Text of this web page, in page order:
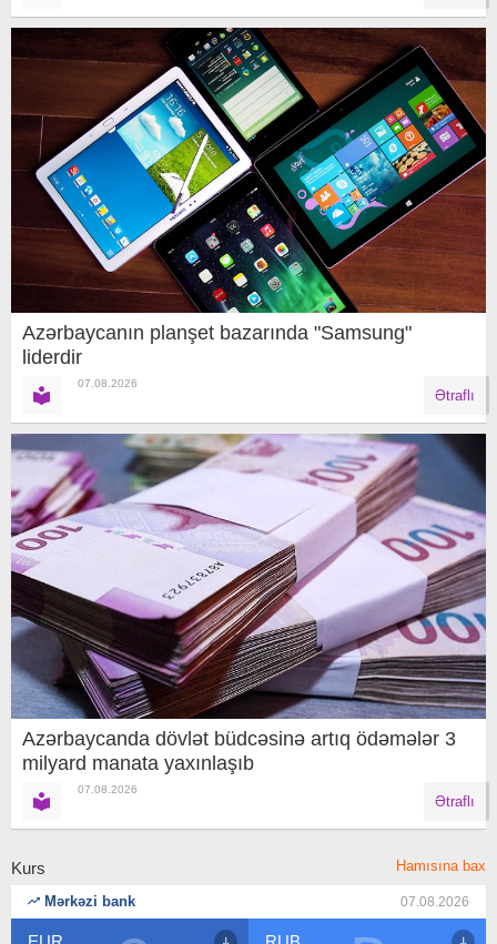
Azərbaycanın planşet bazarında "Samsung"
liderdir
07.08.2026
Ətraflı
Azərbaycanda dövlət büdcəsinə artıq ödəmələr 3
milyard manata yaxınlaşıb
07.08.2026
Ətraflı
Kurs Hamısına bax
Mərkəzi bank 07.08.2026